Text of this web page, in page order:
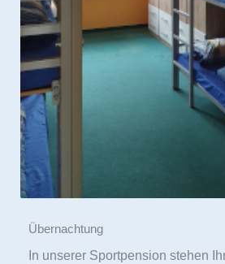
Übernachtung
In unserer Sportpension stehen